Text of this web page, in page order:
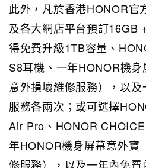
此外，凡於香港HONOR官
及各大網店平台預訂16GB
得免費升級1TB容量、
S8耳機、一年HONOR機
意外損壞維修服務），以
服務各兩次；或可選擇
Air Pro、HONOR
年HONOR機身屏幕意外寶
修服務），以及一年內免